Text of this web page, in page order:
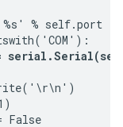
%s' % self.port
False